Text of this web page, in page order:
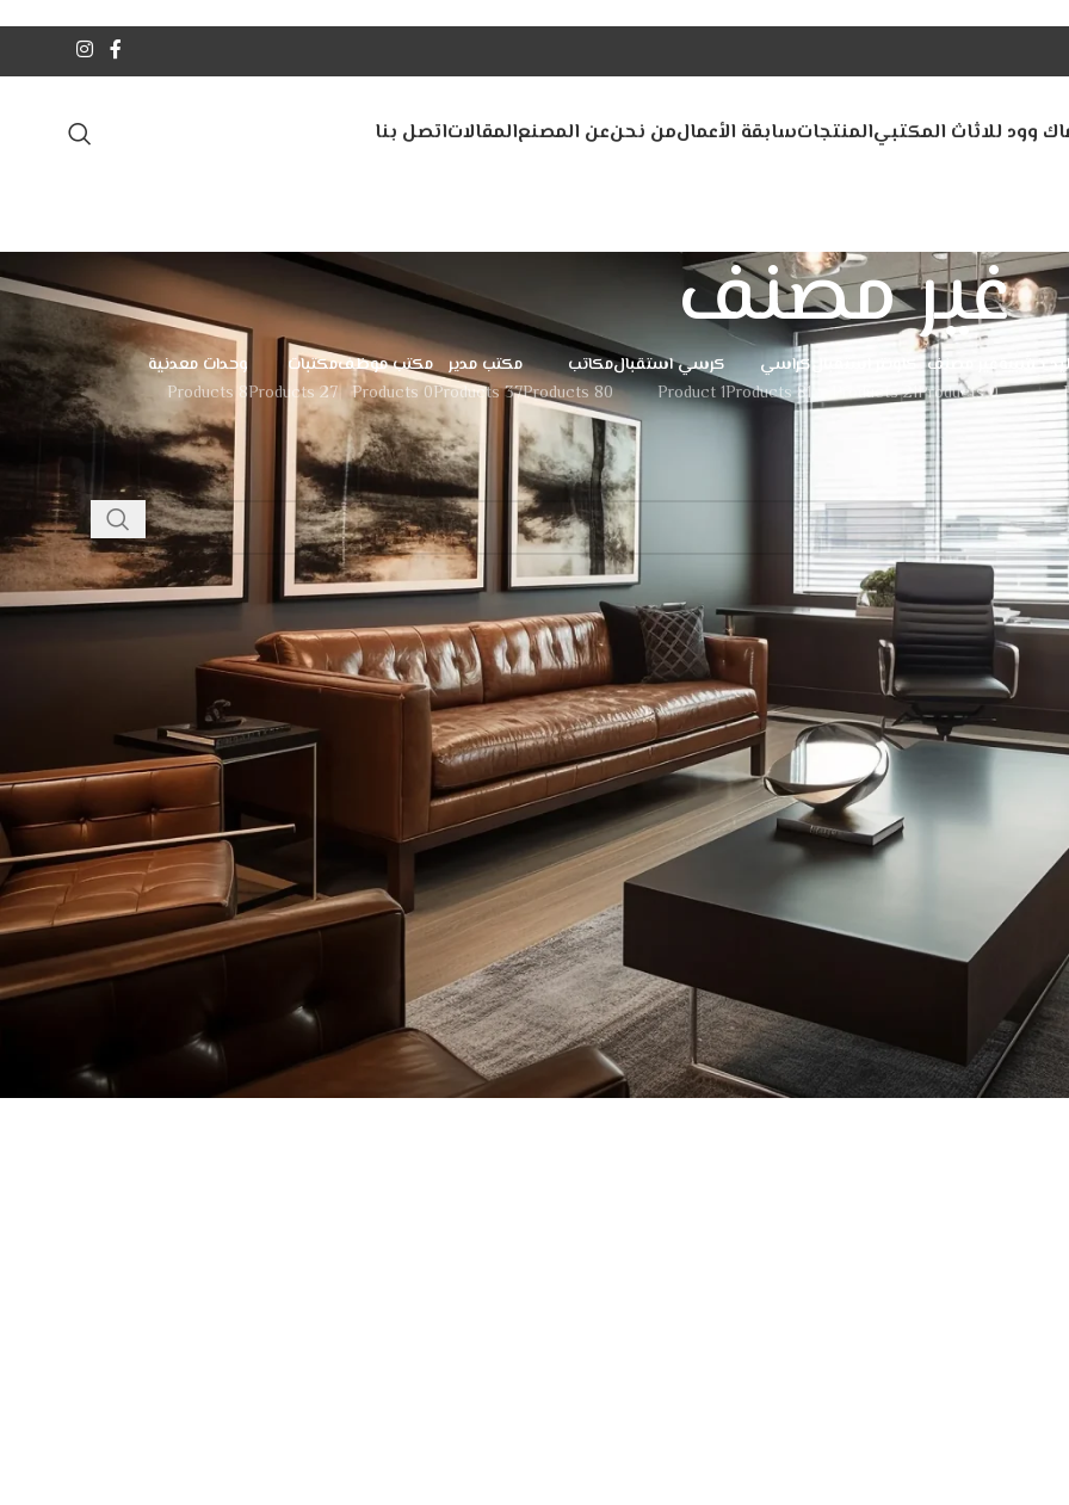
وود للاثاث المكتبيالمنتجاتسابقة الأعمالمن نحنعن المصنعالمقالاتاتصل بنا
غير مصنف
خشبية
غير مصنف
0 Products
21 Products
كراسي
81 Products
كرسي استقبال
1 Product
مكاتب
80 Products
مكتب مدير
37 Products
مكتب موظف
0 Products
مكتبات
27 Products
وحدات معدنية
8 Products